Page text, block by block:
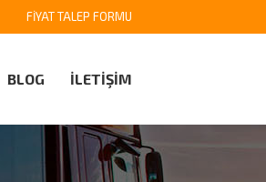
FİYAT TALEP FORMU
BLOG İLETİŞİM